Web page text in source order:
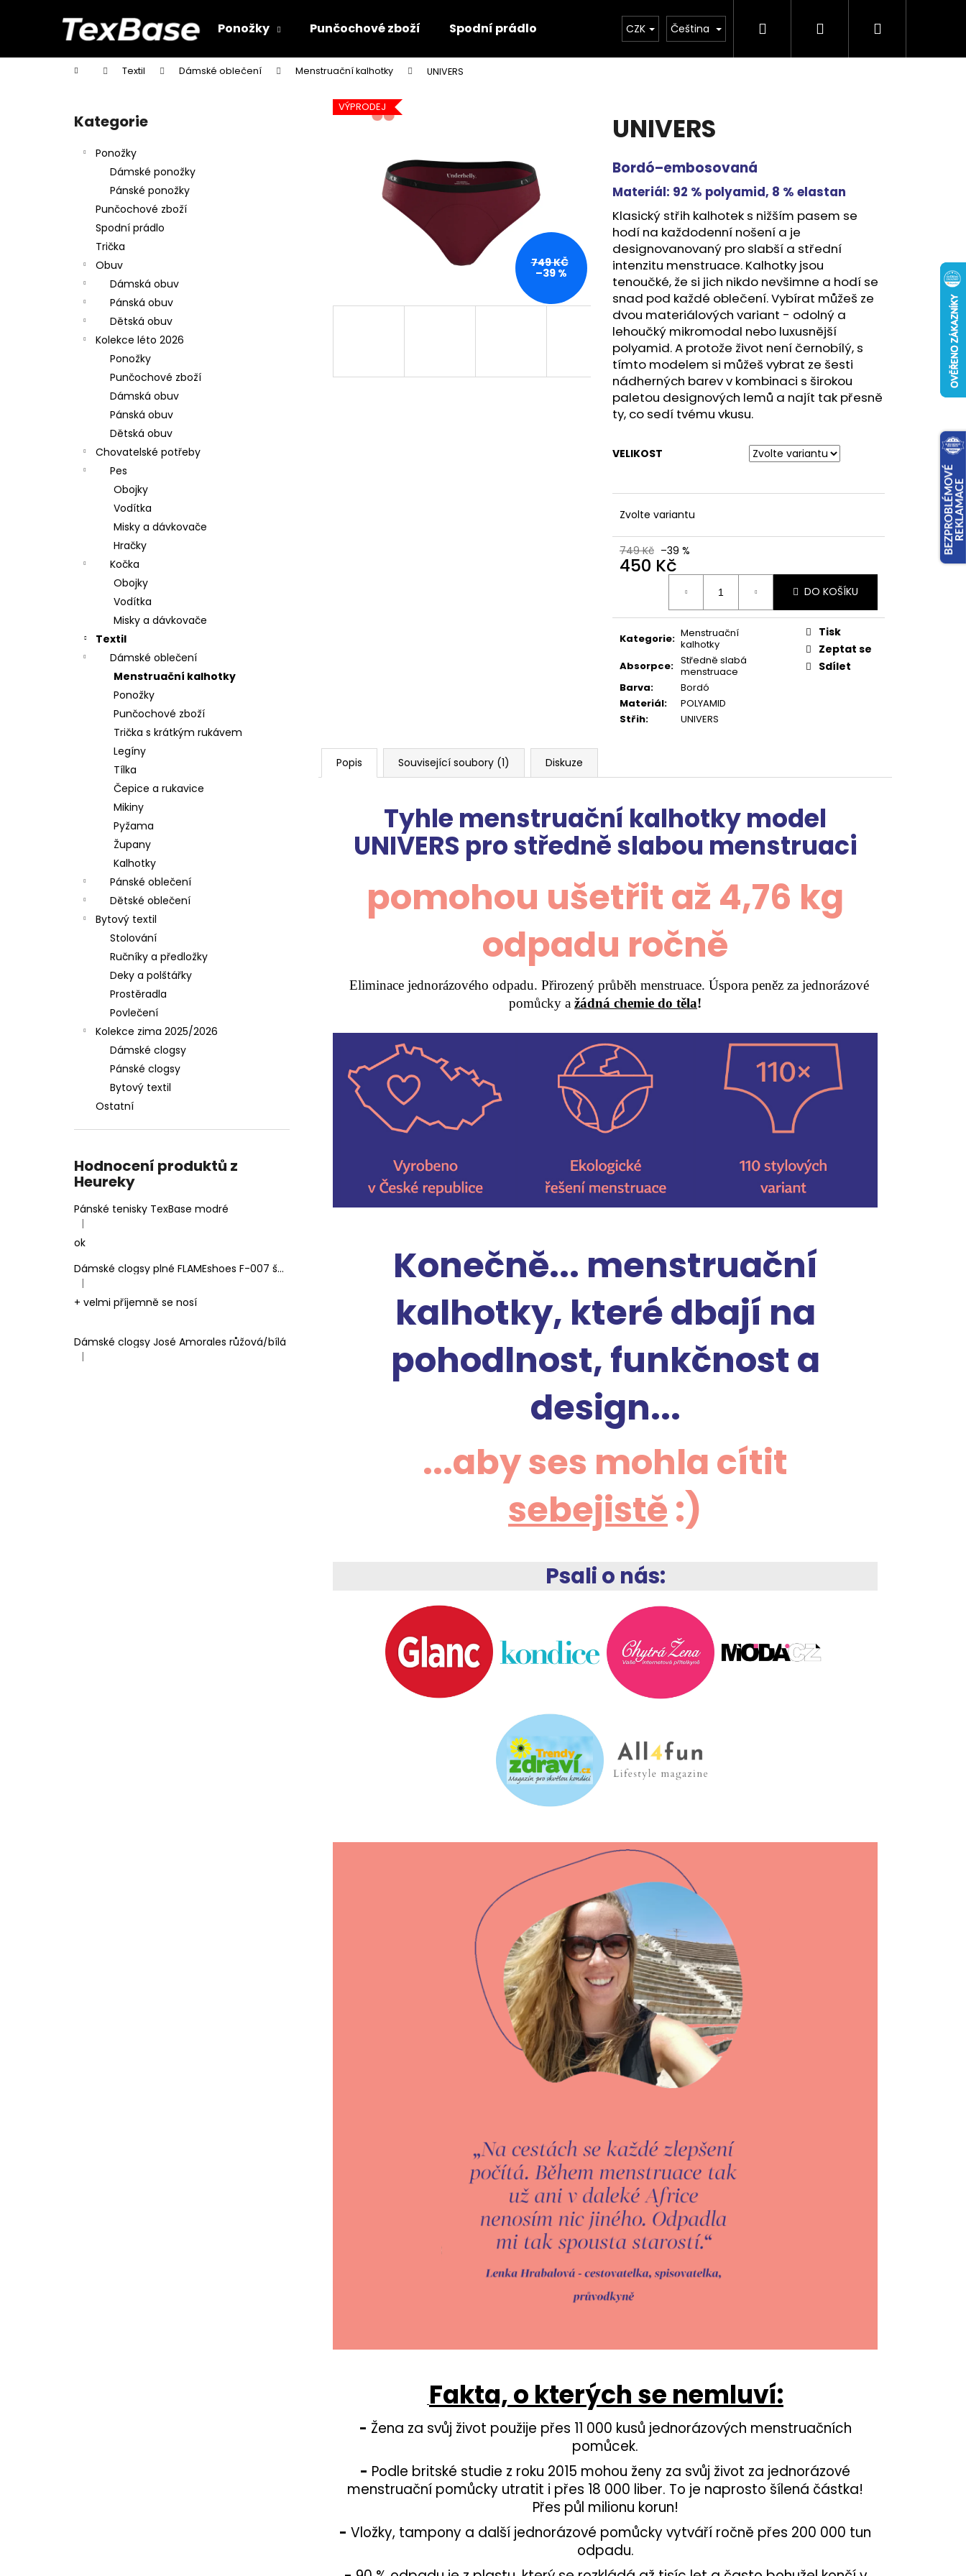
Ponožky Punčochové zboží Spodní prádlo Obuv Kolekce léto 2026 Chovatelské
CZK Čeština Hledat PřihlášeníNákupní
Domů Textil Dámské oblečení Menstruační kalhotky UNIVERS
Přeskočit
kategorie
Kategorie
Ponožky
Dámské ponožky
Pánské ponožky
Punčochové zboží
Spodní prádlo
Trička
Obuv
Dámská obuv
Pánská obuv
Dětská obuv
Kolekce léto 2026
Ponožky
Punčochové zboží
Dámská obuv
Pánská obuv
Dětská obuv
Chovatelské potřeby
Pes
Obojky
Vodítka
Misky a dávkovače
Hračky
Kočka
Obojky
Vodítka
Misky a dávkovače
Textil
Dámské oblečení
Menstruační kalhotky
Ponožky
Punčochové zboží
Trička s krátkým rukávem
Legíny
Tílka
Čepice a rukavice
Mikiny
Pyžama
Župany
Kalhotky
Pánské oblečení
Dětské oblečení
Bytový textil
Stolování
Ručníky a předložky
Deky a polštářky
Prostěradla
Povlečení
Kolekce zima 2025/2026
Dámské clogsy
Pánské clogsy
Bytový textil
Ostatní
Hodnocení produktů z
Heureky
Pánské tenisky TexBase modré
Hodnocení produktu je 5 z 5 hvězdiček.
|
ok
Dámské clogsy plné FLAMEshoes F-007 šedé
Hodnocení produktu je 5 z 5 hvězdiček.
|
+ velmi příjemně se nosí
Dámské clogsy José Amorales růžová/bílá
Hodnocení produktu je 4 z 5 hvězdiček.
|
UNIVERS
Bordó–embosovaná
Materiál: 92 % polyamid, 8 % elastan
Klasický střih kalhotek s nižším pasem se
hodí na každodenní nošení a je
designovanovaný pro slabší a střední
intenzitu menstruace. Kalhotky jsou
tenoučké, že si jich nikdo nevšimne a hodí se
snad pod každé oblečení. Vybírat můžeš ze
dvou materiálových variant - odolný a
lehoučký mikromodal nebo luxusnější
polyamid. A protože život není černobílý, s
tímto modelem si můžeš vybrat ze šesti
nádherných barev v kombinaci s širokou
paletou designových lemů a najít tak přesně
ty, co sedí tvému vkusu.
VELIKOST
Zvolte variantu
749 Kč –39 %
450 Kč
DO KOŠÍKU
Kategorie: Menstruační
kalhotky
Absorpce: Středně slabá
menstruace
Barva:
Bordó
Materiál:
POLYAMID
Střih: UNIVERS
Tisk
Zeptat se
Sdílet
VÝPRODEJ
749 KČ
–39 %
Popis Související soubory (1) Diskuze
Tyhle menstruační kalhotky model
UNIVERS pro středně slabou menstruaci
pomohou ušetřit až 4,76 kg
odpadu ročně
Eliminace jednorázového odpadu. Přirozený průběh menstruace. Úspora peněz za jednorázové
pomůcky a žádná chemie do těla!
Konečně... menstruační
kalhotky, které dbají na
pohodlnost, funkčnost a
design...
...aby ses mohla cítit
sebejistě:)
Psali o nás:
Fakta, o kterých se nemluví:
- Žena za svůj život použije přes 11 000 kusů jednorázových menstruačních
pomůcek.
- Podle britské studie z roku 2015 mohou ženy za svůj život za jednorázové
menstruační pomůcky utratit i přes 18 000 liber. To je naprosto šílená částka!
Přes půl milionu korun!
- Vložky, tampony a další jednorázové pomůcky vytváří ročně přes 200 000 tun
odpadu.
í
Zpět
do
Zpět
do
Co potřebujete najít?
Doporučujeme